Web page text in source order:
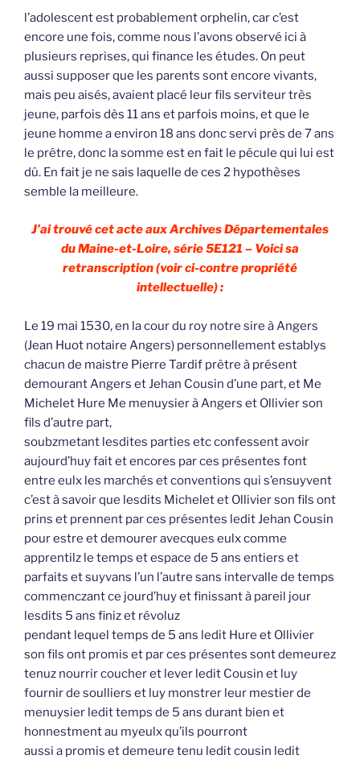
l’adolescent est probablement orphelin, car c’est
encore une fois, comme nous l’avons observé ici à
plusieurs reprises, qui finance les études. On peut
aussi supposer que les parents sont encore vivants,
mais peu aisés, avaient placé leur fils serviteur très
jeune, parfois dès 11 ans et parfois moins, et que le
jeune homme a environ 18 ans donc servi près de 7 ans
le prêtre, donc la somme est en fait le pécule qui lui est
dû. En fait je ne sais laquelle de ces 2 hypothèses
semble la meilleure.
J’ai trouvé cet acte aux Archives Départementales
du Maine-et-Loire, série 5E121 – Voici sa
retranscription (voir ci-contre propriété
intellectuelle) :
Le 19 mai 1530, en la cour du roy notre sire à Angers
(Jean Huot notaire Angers) personnellement establys
chacun de maistre Pierre Tardif prêtre à présent
demourant Angers et Jehan Cousin d’une part, et Me
Michelet Hure Me menuysier à Angers et Ollivier son
fils d’autre part,
soubzmetant lesdites parties etc confessent avoir
aujourd’huy fait et encores par ces présentes font
entre eulx les marchés et conventions qui s’ensuyvent
c’est à savoir que lesdits Michelet et Ollivier son fils ont
prins et prennent par ces présentes ledit Jehan Cousin
pour estre et demourer avecques eulx comme
apprentilz le temps et espace de 5 ans entiers et
parfaits et suyvans l’un l’autre sans intervalle de temps
commenczant ce jourd’huy et finissant à pareil jour
lesdits 5 ans finiz et révoluz
pendant lequel temps de 5 ans ledit Hure et Ollivier
son fils ont promis et par ces présentes sont demeurez
tenuz nourrir coucher et lever ledit Cousin et luy
fournir de soulliers et luy monstrer leur mestier de
menuysier ledit temps de 5 ans durant bien et
honnestment au myeulx qu’ils pourront
aussi a promis et demeure tenu ledit cousin ledit